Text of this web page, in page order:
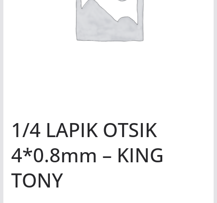
1/4 LAPIK OTSIK
4*0.8mm – KING
TONY